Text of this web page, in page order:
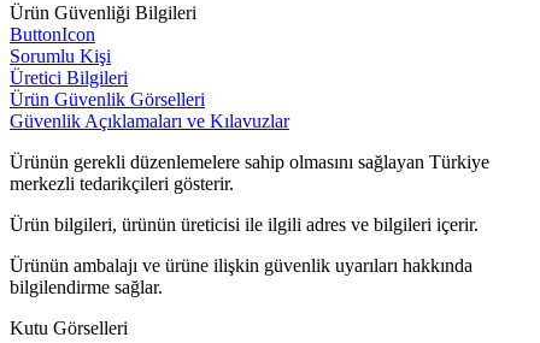
Ürün Güvenliği Bilgileri
ButtonIcon
Sorumlu Kişi
Üretici Bilgileri
Ürün Güvenlik Görselleri
Güvenlik Açıklamaları ve Kılavuzlar
Ürünün gerekli düzenlemelere sahip olmasını sağlayan Türkiye
merkezli tedarikçileri gösterir.
Ürün bilgileri, ürünün üreticisi ile ilgili adres ve bilgileri içerir.
Ürünün ambalajı ve ürüne ilişkin güvenlik uyarıları hakkında
bilgilendirme sağlar.
Kutu Görselleri